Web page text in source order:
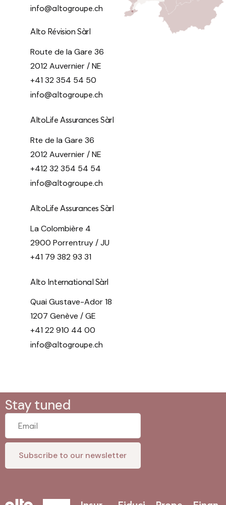
info@altogroupe.ch
Alto Révision Sàrl
Route de la Gare 36
2012 Auvernier / NE
+41 32 354 54 50
info@altogroupe.ch
AltoLife Assurances Sàrl
Rte de la Gare 36
2012 Auvernier / NE
+412 32 354 54 54
info@altogroupe.ch
AltoLife Assurances Sàrl
La Colombière 4
2900 Porrentruy / JU
+41 79 382 93 31
Alto International Sàrl
Quai Gustave-Ador 18
1207 Genève / GE
+41 22 910 44 00
info@altogroupe.ch
Stay tuned